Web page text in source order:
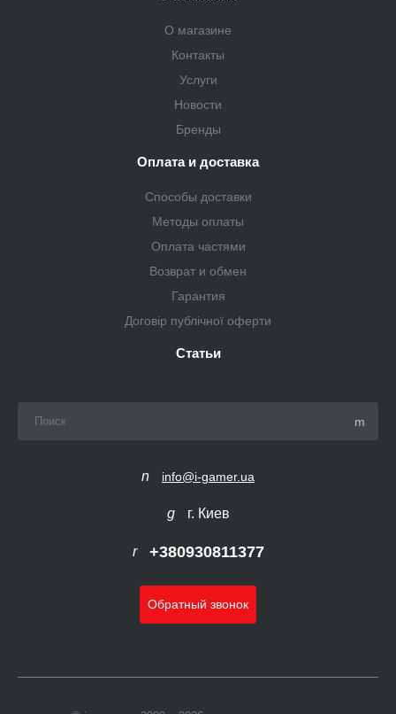
О магазине
Контакты
Услуги
Новости
Бренды
Оплата и доставка
Способы доставки
Методы оплаты
Оплата частями
Возврат и обмен
Гарантия
Договір публічної оферти
Статьи
info@i-gamer.ua
г. Киев
+380930811377
Обратный звонок